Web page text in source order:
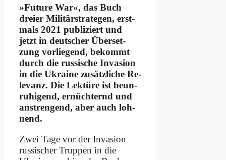
»Fu­ture War«, das Buch
drei­er Mi­li­tär­stra­te­gen, erst­
mals 2021 pu­bli­ziert und
jetzt in deut­scher Über­set­
zung vor­lie­gend, be­kommt
durch die rus­si­sche In­va­si­on
in die Ukrai­ne zu­sätz­li­che Re­
le­vanz. Die Lek­tü­re ist be­un­
ru­hi­gend, er­nüch­ternd und
an­stren­gend, aber auch loh­
nend.
Zwei Ta­ge vor der In­va­si­on
rus­si­scher Trup­pen in die